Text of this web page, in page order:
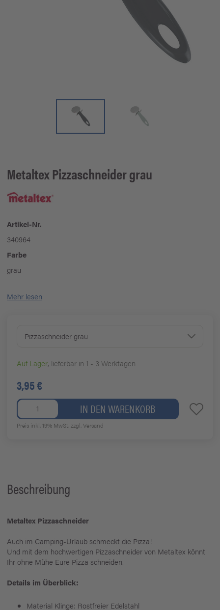
MetaltexPizzaschneider grau
Artikel-Nr.
340964
Farbe
grau
Mehr lesen
Pizzaschneider grau
Auf Lager, lieferbar in 1 - 3 Werktagen
3,95 €
IN DEN WARENKORB
Preis inkl. 19% MwSt.zzgl. Versand
Beschreibung
Metaltex Pizzaschneider
Auch im Camping-Urlaub schmeckt die Pizza!
Und mit dem hochwertigen Pizzaschneider von Metaltex könnt
Ihr ohne Mühe Eure Pizza schneiden.
Details im Überblick:
Material Klinge: Rostfreier Edelstahl